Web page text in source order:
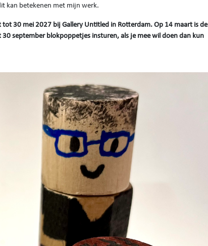
kan betekenen met mijn werk.
30 mei 2027 bij Gallery Untitled in Rotterdam. Op 14 maart is de
september blokpoppetjes insturen, als je mee wil doen dan kun